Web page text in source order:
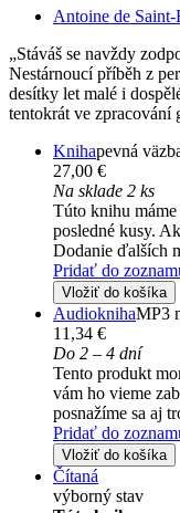
Antoine de
„Stáváš se navždy
Nestárnoucí příběh z
desítky let malé i
tentokrát ve zpracování
Knihapevná
27,00 €
Na sklade 2 ks
Túto knihu máme
posledné kusy.
Dodanie ďalších
Pridať do
Vložiť do košíka
AudioknihaMP3
11,34 €
Do 2 – 4 dní
Tento produkt
vám ho vieme
posnažíme sa aj
Pridať do
Vložiť do košíka
Čítaná
výborný stav